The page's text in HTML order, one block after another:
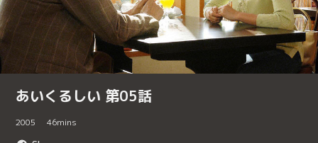
あいくるしい 第05話
2005 46mins